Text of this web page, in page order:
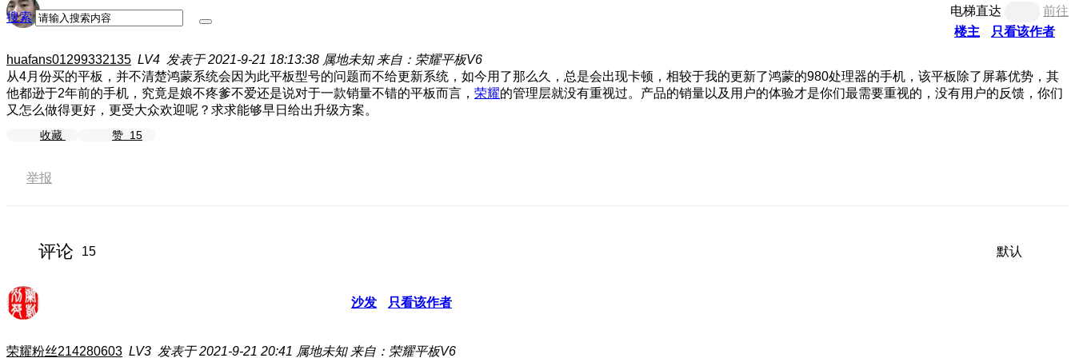
搜索 电梯直达
前往
楼主
只看该作者
huafans01299332135 LV4 发表于 2021-9-21 18:13:38 属地未知 来自：荣耀平板V6
从4月份买的平板，并不清楚鸿蒙系统会因为此平板型号的问题而不给更新系统，如今用了那么久，总是会出现卡顿，相较于我的更新了鸿蒙的980处理器的手机，该平板除了屏幕优势，其
他都逊于2年前的手机，究竟是娘不疼爹不爱还是说对于一款销量不错的平板而言， 荣耀的管理层就没有重视过。产品的销量以及用户的体验才是你们最需要重视的，没有用户的反馈，你们
又怎么做得更好，更受大众欢迎呢？ 求求能够早日给出升级方案。
收藏 赞 15
举报
评论 15 默认
沙发 只看该作者
荣耀粉丝214280603 LV3 发表于 2021-9-21 20:41 属地未知 来自：荣耀平板V6